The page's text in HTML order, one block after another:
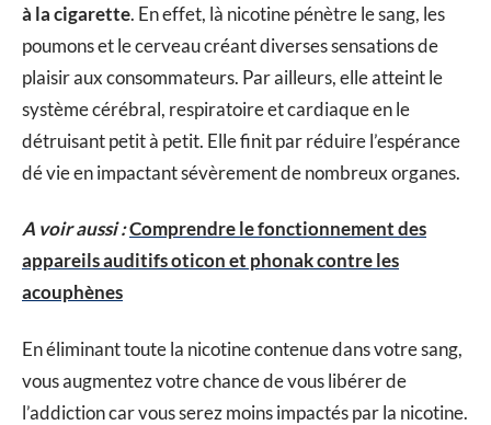
à la cigarette. En effet, là nicotine pénètre le sang, les
poumons et le cerveau créant diverses sensations de
plaisir aux consommateurs. Par ailleurs, elle atteint le
système cérébral, respiratoire et cardiaque en le
détruisant petit à petit. Elle finit par réduire l’espérance
dé vie en impactant sévèrement de nombreux organes.
A voir aussi :Comprendre le fonctionnement des
appareils auditifs oticon et phonak contre les
acouphènes
En éliminant toute la nicotine contenue dans votre sang,
vous augmentez votre chance de vous libérer de
l’addiction car vous serez moins impactés par la nicotine.